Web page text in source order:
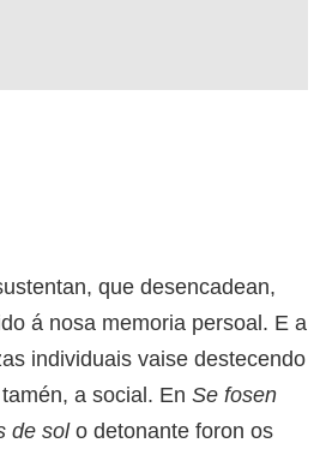
que desencadean,
á nosa memoria persoal. E a
individuais vaise destecendo
a social. En Se fosen
de solo detonante foron os